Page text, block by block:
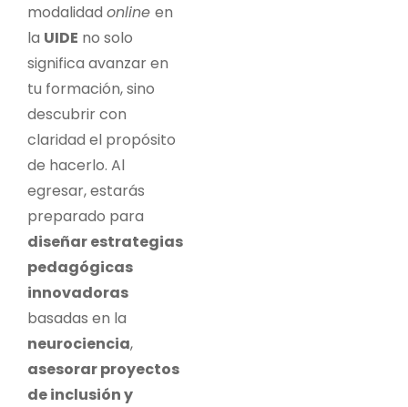
modalidad online en
la UIDE no solo
significa avanzar en
tu formación, sino
descubrir con
claridad el propósito
de hacerlo. Al
egresar, estarás
preparado para
diseñar estrategias
pedagógicas
innovadoras
basadas en la
neurociencia,
asesorar proyectos
de inclusión y